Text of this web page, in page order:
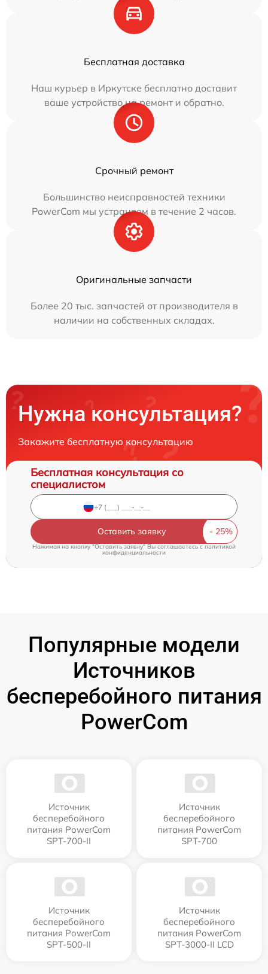
Бесплатная доставка
Наш курьер в Иркутске бесплатно доставит
ваше устройство на ремонт и обратно.
Срочный ремонт
Большинство неисправностей техники
PowerCom мы устраняем в течение 2 часов.
Оригинальные запчасти
Более 20 тыс. запчастей от производителя в
наличии на собственных складах.
Нужна консультация?
Закажите бесплатную консультацию
Бесплатная консультация со
специалистом
Оставить заявку
Нажимая на кнопку "Оставить заявку" Вы соглашаетесь cполитикой
конфиденциальности
Популярные модели
Источников
бесперебойного питания
PowerCom
Источник
бесперебойного
питания PowerCom
SPT-700-II
Источник
бесперебойного
питания PowerCom
SPT-700
Источник
бесперебойного
питания PowerCom
SPT-500-II
Источник
бесперебойного
питания PowerCom
SPT-3000-II LCD